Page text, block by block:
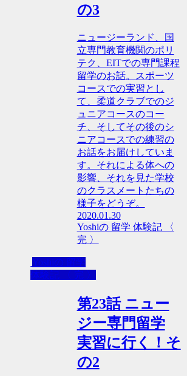
の3
ニュージーランド、国
立専門教育機関のポリ
テク、EITでの専門課程
留学のお話。スポーツ
コースでの実習とし
て、柔道クラブでのジ
ュニアコースのコー
チ、そしてその後のシ
ニアコースでの練習の
お話をお届けしていま
す。それによる体への
影響、それを見た学校
のクラスメートたちの
様子をどうぞ。
2020.01.30
Yoshiの 留学 体験記 〈
完 〉
Yoshiの 留学
体験記 〈 完 〉
第23話 ニュー
ジー専門留学
実習に行く！そ
の2